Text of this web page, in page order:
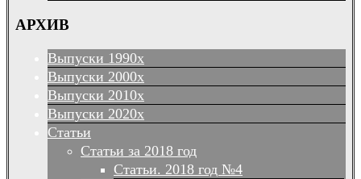
АРХИВ
Выпуски 1990х
Выпуски 2000х
Выпуски 2010х
Выпуски 2020х
Статьи
Статьи за 2018 год
Статьи. 2018 год №4